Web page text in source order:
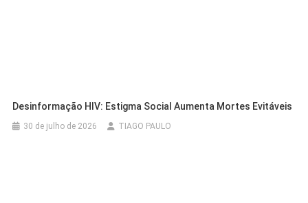
Desinformação HIV: Estigma Social Aumenta Mortes Evitáveis
30 de julho de 2026 TIAGO PAULO